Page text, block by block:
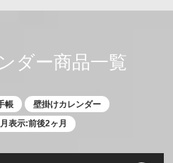
ダー商品一覧
帳
壁掛けカレンダー
表示:前後2ヶ月